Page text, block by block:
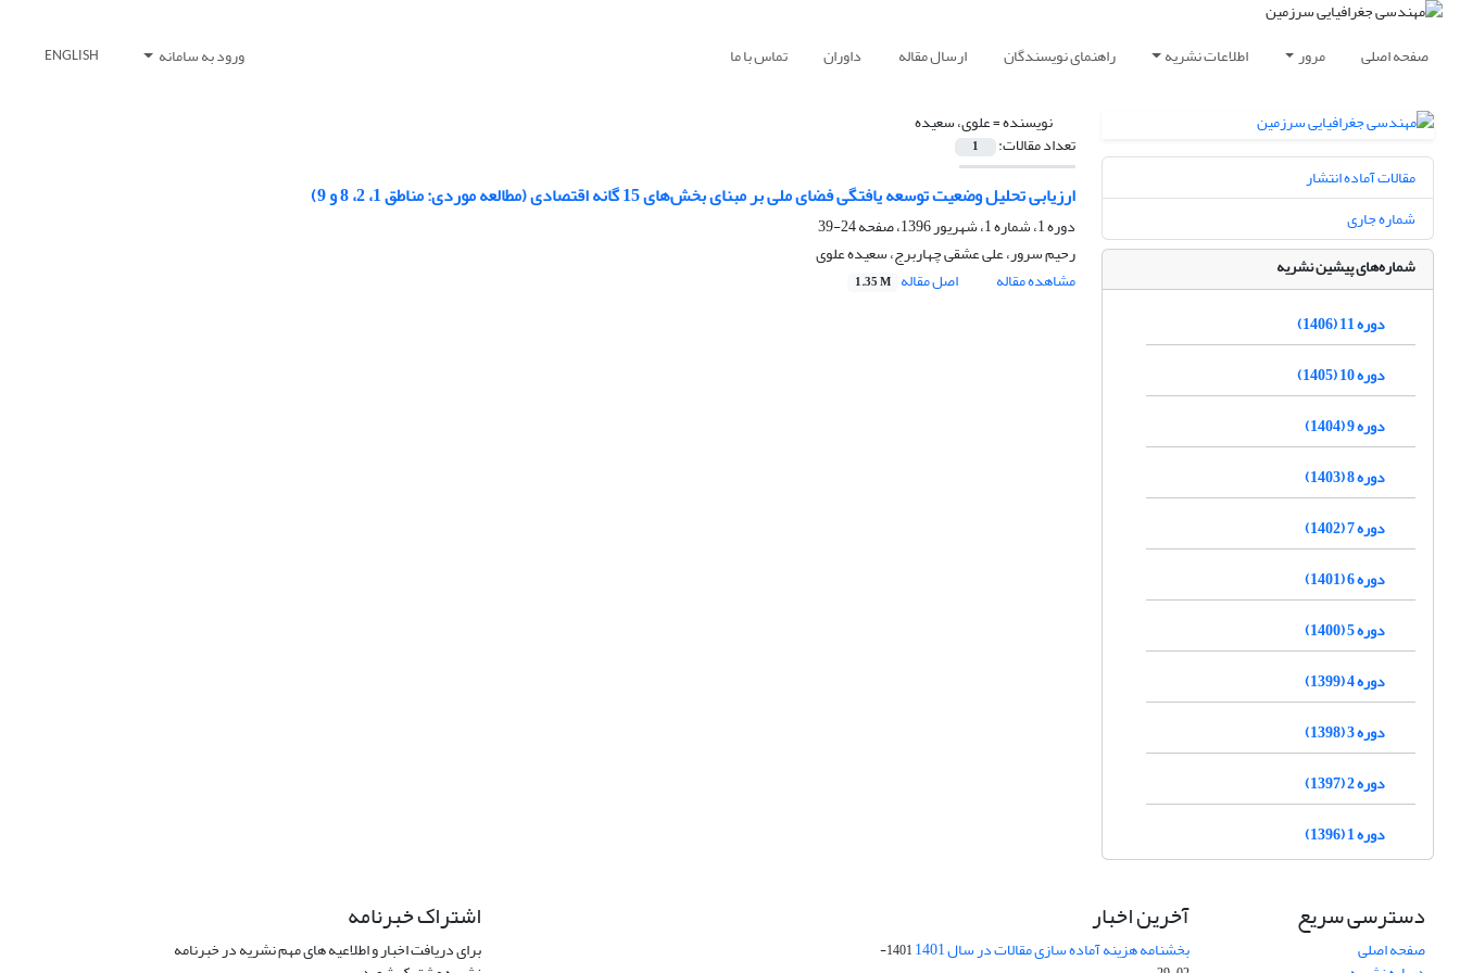
صفحه اصلی مرور اطلاعات نشریه راهنمای نویسندگان ارسال مقاله داوران تماس با ما ورود به سامانه ENGLISH
نویسنده =علوی، سعیده
تعداد مقالات: 1
ارزیابی تحلیل وضعیت توسعه یافتگی فضای ملی بر مبنای بخش‌های 15 گانه اقتصادی (مطالعه موردی: مناطق 1، 2، 8 و 9)
دوره 1، شماره 1، شهریور 1396، صفحه
24-39
رحیم سرور، علی عشقی چهاربرج، سعیده علوی
مشاهده مقاله
اصل مقاله 1.35 M
مقالات آماده انتشار
شماره جاری
شماره‌های پیشین نشریه
دوره 11 (1406)
دوره 10 (1405)
دوره 9 (1404)
دوره 8 (1403)
دوره 7 (1402)
دوره 6 (1401)
دوره 5 (1400)
دوره 4 (1399)
دوره 3 (1398)
دوره 2 (1397)
دوره 1 (1396)
دسترسی سریع
صفحه اصلی
آخرین اخبار
بخشنامه هزینه آماده سازی مقالات در سال 1401
1401-
اشتراک خبرنامه
برای دریافت اخبار و اطلاعیه های مهم نشریه در خبرنامه